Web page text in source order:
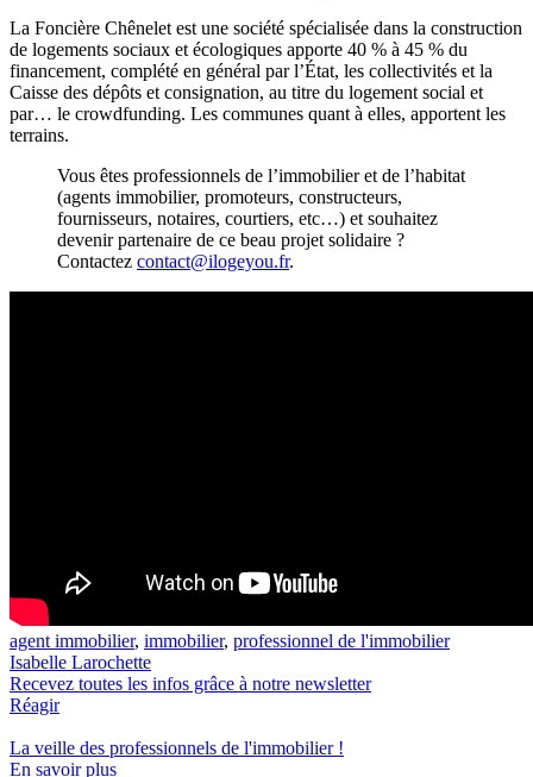
La Foncière Chênelet est une société spécialisée dans la construction
de logements sociaux et écologiques apporte 40 % à 45 % du
financement, complété en général par l’État, les collectivités et la
Caisse des dépôts et consignation, au titre du logement social et
par… le crowdfunding. Les communes quant à elles, apportent les
terrains.
Vous êtes professionnels de l’immobilier et de l’habitat
(agents immobilier, promoteurs, constructeurs,
fournisseurs, notaires, courtiers, etc…) et souhaitez
devenir partenaire de ce beau projet solidaire ?
Contactez contact@ilogeyou.fr.
agent immobilier, immobilier, professionnel de l'immobilier
Isabelle Larochette
Recevez toutes les infos grâce à notre newsletter
Réagir
La veille des professionnels de l'immobilier!
En savoir plus